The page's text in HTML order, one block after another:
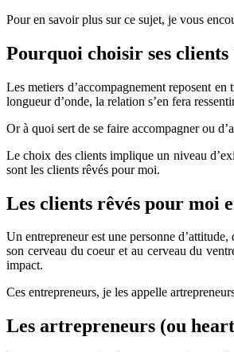
Pour en savoir plus sur ce sujet, je vous
Pourquoi choisir ses clients
Les metiers d’accompagnement reposent
longueur d’onde, la relation s’en fera
Or à quoi sert de se faire accompagner ou
Le choix des clients implique un niveau
sont les clients rêvés pour moi.
Les clients rêvés pour moi
Un entrepreneur est une personne
son cerveau du coeur et au cerveau du
impact.
Ces entrepreneurs, je les appelle
Les artrepreneurs (ou